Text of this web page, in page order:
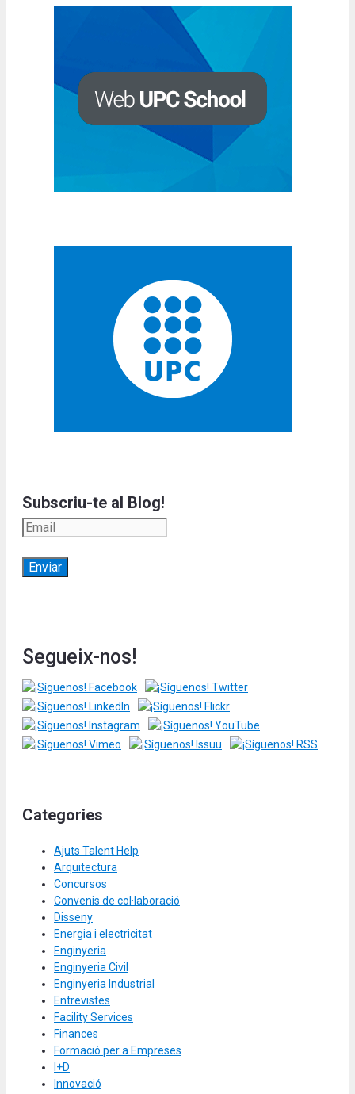
Subscriu-te al Blog!
Segueix-nos!
Categories
Ajuts Talent Help
Arquitectura
Concursos
Convenis de col·laboració
Disseny
Energia i electricitat
Enginyeria
Enginyeria Civil
Enginyeria Industrial
Entrevistes
Facility Services
Finances
Formació per a Empreses
I+D
Innovació